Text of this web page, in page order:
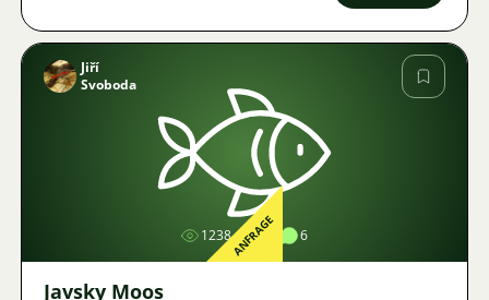
Bild
Jiří
Svoboda
1238 1 6
ANFRAGE
Javsky Moos